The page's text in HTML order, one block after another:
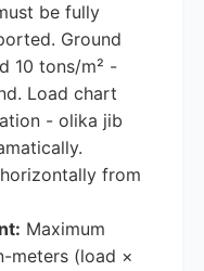
be fully
Ground
10 tons/m² -
Load chart
- olika jib
from
Maximum
meters (load ×